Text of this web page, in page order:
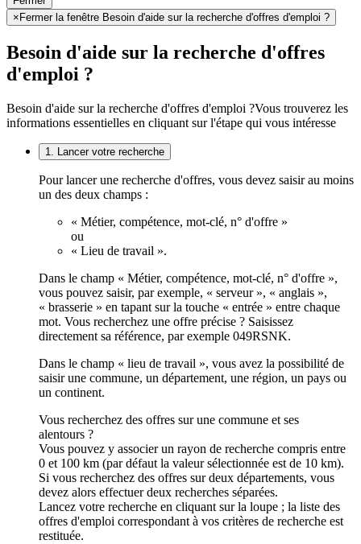
× Fermer la fenêtre Besoin d'aide sur la recherche d'offres d'emploi ?
Besoin d'aide sur la recherche d'offres
d'emploi ?
Besoin d'aide sur la recherche d'offres d'emploi ?Vous trouverez les
informations essentielles en cliquant sur l'étape qui vous intéresse
1. Lancer votre recherche
Pour lancer une recherche d'offres, vous devez saisir au moins
un des deux champs :
« Métier, compétence, mot-clé, n° d'offre »
ou
« Lieu de travail ».
Dans le champ « Métier, compétence, mot-clé, n° d'offre »,
vous pouvez saisir, par exemple, « serveur », « anglais »,
« brasserie » en tapant sur la touche « entrée » entre chaque
mot. Vous recherchez une offre précise ? Saisissez
directement sa référence, par exemple 049RSNK.
Dans le champ « lieu de travail », vous avez la possibilité de
saisir une commune, un département, une région, un pays ou
un continent.
Vous recherchez des offres sur une commune et ses
alentours ?
Vous pouvez y associer un rayon de recherche compris entre
0 et 100 km (par défaut la valeur sélectionnée est de 10 km).
Si vous recherchez des offres sur deux départements, vous
devez alors effectuer deux recherches séparées.
Lancez votre recherche en cliquant sur la loupe ; la liste des
offres d'emploi correspondant à vos critères de recherche est
restituée.